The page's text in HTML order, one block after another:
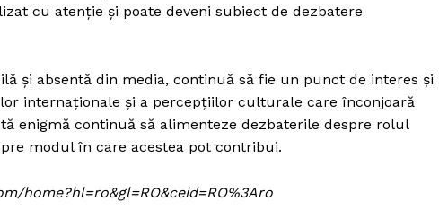
cu atenție și poate deveni subiect de dezbatere
și absentă din media, continuă să fie un punct de interes și
internaționale și a percepțiilor culturale care înconjoară
enigmă continuă să alimenteze dezbaterile despre rolul
modul în care acestea pot contribui.
home?hl=ro&gl=RO&ceid=RO%3Aro